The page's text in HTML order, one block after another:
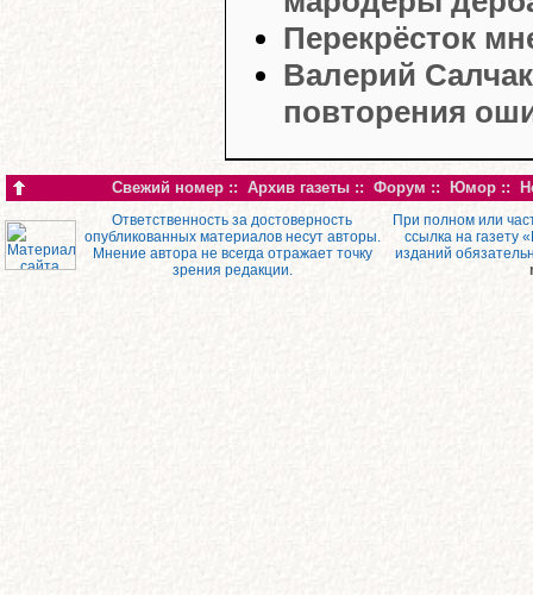
Перекрёсток
Валерий
повторения
Свежий номер :: Архив газеты :: Форум :: Юмор ::
Ответственность за достоверность
опубликованных материалов несут авторы.
Мнение автора не всегда отражает точку
зрения редакции.
При полном или
ссылка на газету
изданий